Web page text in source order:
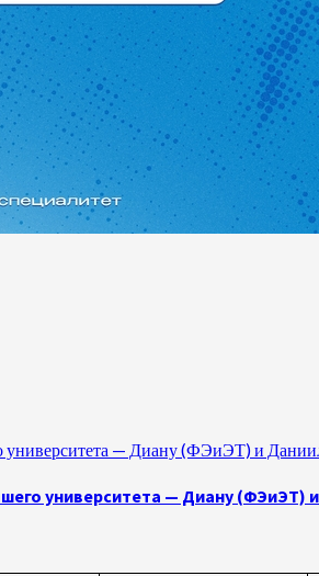
университета — Диану (ФЭиЭТ) и
университета — Диану